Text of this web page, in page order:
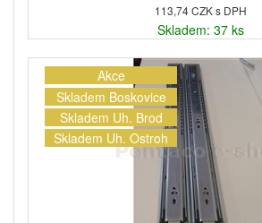
113,74 CZK s DPH
Skladem: 37 ks
Akce
Skladem Boskovice
Skladem Uh. Brod
Skladem Uh. Ostroh